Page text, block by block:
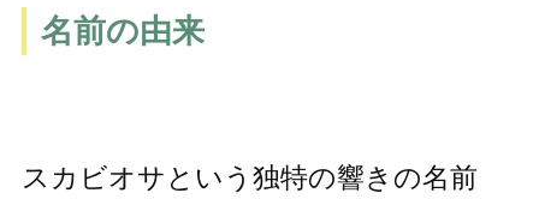
名前の由来
スカビオサという独特の響きの名前